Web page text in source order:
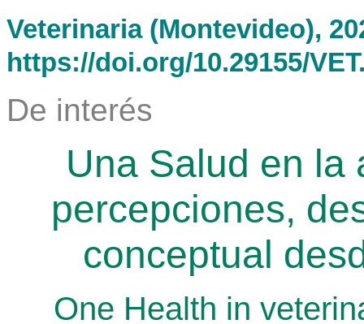
Veterinaria (Montevideo),
https://doi.org/10.29155/
De interés
Una Salud en la
percepciones,
conceptual
One Health in